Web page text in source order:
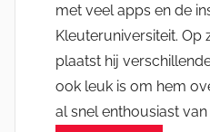
met veel apps en de
Kleuteruniversiteit. Op
plaatst hij
ook leuk is om hem
al snel enthousiast